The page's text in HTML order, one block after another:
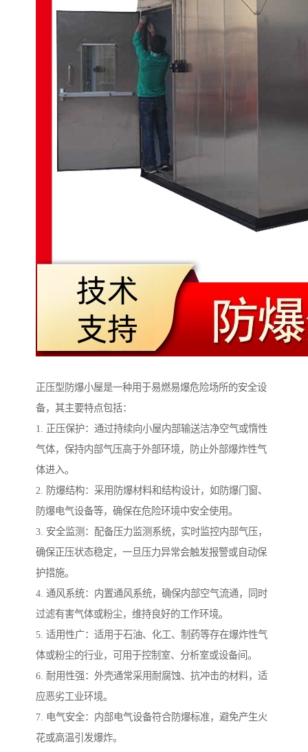
正压型防爆小屋是一种用于易燃易爆危险场所的安全设
备，其主要特点包括：
1. 正压保护：通过持续向小屋内部输送洁净空气或惰性
气体，保持内部气压高于外部环境，防止外部爆炸性气
体进入。
2. 防爆结构：采用防爆材料和结构设计，如防爆门窗、
防爆电气设备等，确保在危险环境中安全使用。
3. 安全监测：配备压力监测系统，实时监控内部气压，
确保正压状态稳定，一旦压力异常会触发报警或自动保
护措施。
4. 通风系统：内置通风系统，确保内部空气流通，同时
过滤有害气体或粉尘，维持良好的工作环境。
5. 适用性广：适用于石油、化工、制药等存在爆炸性气
体或粉尘的行业，可用于控制室、分析室或设备间。
6. 耐用性强：外壳通常采用耐腐蚀、抗冲击的材料，适
应恶劣工业环境。
7. 电气安全：内部电气设备符合防爆标准，避免产生火
花或高温引发爆炸。